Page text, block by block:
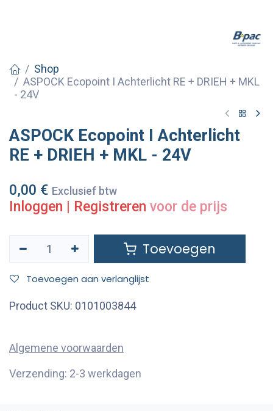
Shop
ASPOCK Ecopoint I Achterlicht RE + DRIEH + MKL
- 24V
ASPOCK Ecopoint I Achterlicht
RE + DRIEH + MKL - 24V
0,00 € Exclusief btw
Inloggen Registreren voor de prijs
Toevoegen
Toevoegen aan verlanglijst
Product SKU: 0101003844
Algemene voorwaarden
Verzending: 2-3 werkdagen